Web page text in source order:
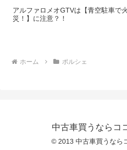
アルファロメオGTVは【青空駐車で火
災！】に注意？！
ホーム ポルシェ
中古車買うならコ
© 2013 中古車買うなら